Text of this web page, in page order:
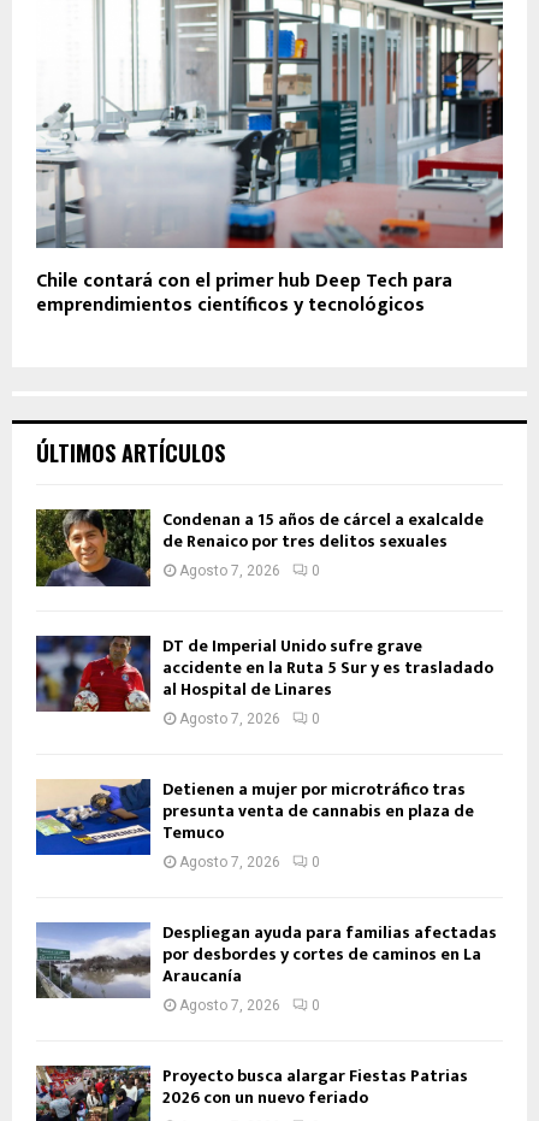
Chile contará con el primer hub Deep Tech para
emprendimientos científicos y tecnológicos
ÚLTIMOS ARTÍCULOS
Condenan a 15 años de cárcel a exalcalde
de Renaico por tres delitos sexuales
Agosto 7, 2026 0
DT de Imperial Unido sufre grave
accidente en la Ruta 5 Sur y es trasladado
al Hospital de Linares
Agosto 7, 2026 0
Detienen a mujer por microtráfico tras
presunta venta de cannabis en plaza de
Temuco
Agosto 7, 2026 0
Despliegan ayuda para familias afectadas
por desbordes y cortes de caminos en La
Araucanía
Agosto 7, 2026 0
Proyecto busca alargar Fiestas Patrias
2026 con un nuevo feriado